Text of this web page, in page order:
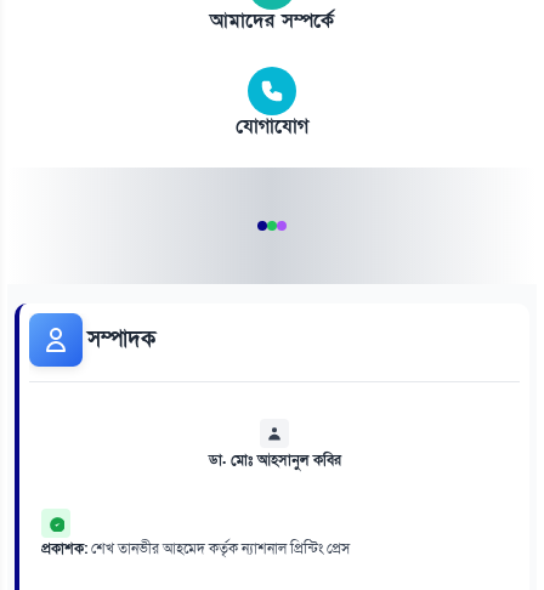
আমাদের সম্পর্কে
যোগাযোগ
সম্পাদক
ডা. মোঃ আহসানুল কবির
প্রকাশক:শেখ তানভীর আহমেদ কর্তৃক ন্যাশনাল প্রিন্টিং প্রেস